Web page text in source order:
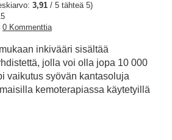
3,91 / 5 tähteä 5)
0 Kommenttia
inkivääri sisältää
jolla voi olla jopa 10 000
vaikutus syövän kantasoluja
kemoterapiassa käytetyillä